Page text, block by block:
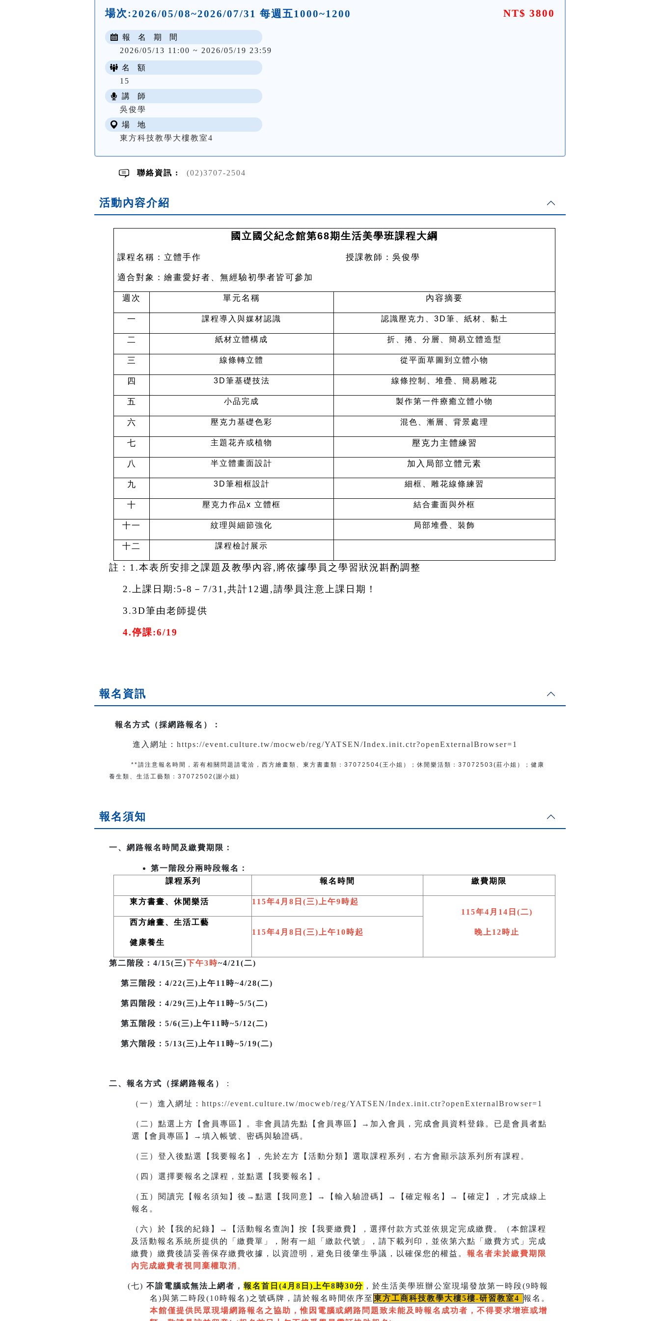
場次:2026/05/08~2026/07/31 每週五1000~1200 NT$ 3800
報 名 期 間
2026/05/13 11:00 ~ 2026/05/19 23:59
名 額
15
講 師
吳俊學
場 地
東方科技教學大樓教室4
聯絡資訊 : (02)3707-2504
活動內容介紹
國立國父紀念館第68期生活美學班課程大綱
課程名稱：立體手作 授課教師：吳俊學
適合對象：繪畫愛好者、無經驗初學者皆可參加
週次 單元名稱 內容摘要
一 課程導入與媒材認識 認識壓克力、3D筆、紙材、黏土
二 紙材立體構成 折、捲、分層、簡易立體造型
三 線條轉立體 從平面草圖到立體小物
四 3D筆基礎技法 線條控制、堆疊、簡易雕花
五 小品完成 製作第一件療癒立體小物
六 壓克力基礎色彩 混色、漸層、背景處理
七 主題花卉或植物 壓克力主體練習
八 半立體畫面設計 加入局部立體元素
九 3D筆相框設計 細框、雕花線條練習
十 壓克力作品x 立體框 結合畫面與外框
十一 紋理與細節強化 局部堆疊、裝飾
十二 課程檢討展示
註：1.本表所安排之課題及教學內容,將依據學員之學習狀況斟酌調 整
2.上課日期:5-8－7/31,共計12週,請學員注意上課日期！
3.3D筆由老師提供
4.停課:6/19
報名資訊
報名方式（採網路報名） ：
進入網址： https://event.culture.tw/mocweb/reg/YATSEN/Index.init.ctr?openExternalBrowser=1
**請注意報名時間，若有相關問題 請電洽 ， 西方繪畫類、東方書畫類： 37072504(王小姐） ； 休閒樂活類： 37072503(莊小姐）； 健康
養生類、生活工藝類： 37072502(謝小姐)
報名須知
一、網路報名時間及繳費期限：
第一階段分兩時段報名：
課程系列
報名時間 繳費期限
東方書畫、休閒樂活 115年4月8日(三)上午9時起
115年4月14日(二)
晚上12時止
西方繪畫、生活工藝
健康養生
115年4月8日(三)上午10時起
第二階段 ：4/15(三)下午3時~4/21(二)
第三階段 ：4/22(三)上午11時~4/28(二)
第四階段：4/29(三)上午11時~5/5(二)
第五階段：5/6(三)上午11時~5/12(二)
第六階段：5/13(三)上午11時~5/19(二)
二、報名方式（採網路報名） ：
（一）進入網址 ： https://event.culture.tw/mocweb/reg/YATSEN/Index.init.ctr?openExternalBrowser=1
（二）點選上方【會員專區】。非會員請先點【會員專區】→加入會員，完成會員資料登錄。已是會員者點
選【會員專區】→填入帳號、密碼與驗證碼。
（三）登入後點選【我要報名】，先於左方【活動分類】選取課程系列，右方會顯示該系列所有課程。
（四）選擇要報名之課程，並點選【我要報名】。
（五）閱讀完【報名須知】後→點選【我同意】→【輸入驗證碼】→【確定報名】→【確定】，才完成線上
報名。
（六）於【我的紀錄】→【活動報名查詢】按【我要繳費】，選擇付款方式並依規定完成繳費。（本館課程
及活動報名系統所提供的「繳費單」，附有一組
「繳款代號」，請下載列印，並依第六點「繳費方式」完成
繳費）繳費後請妥善保存繳費收據，以資證明，避免日後肇生爭議，以確保您的權益。 報名者未於繳費期限
內完成繳費者視同棄權取消 。
(七) 不諳電腦或無法上網者， 報名首日(4月8日)上午8時30分 ，於生活美學班辦公室現場發放第一時段(9時報
名)與第二時段(10時報名)之號碼牌，請於報名時間依序至 東方工商科技教學大樓5樓-研習教室4 報名。
本館僅提供民眾現場網路報名之協助，惟因電腦或網路問題致未能及時報名成功者，不得要求增班或增